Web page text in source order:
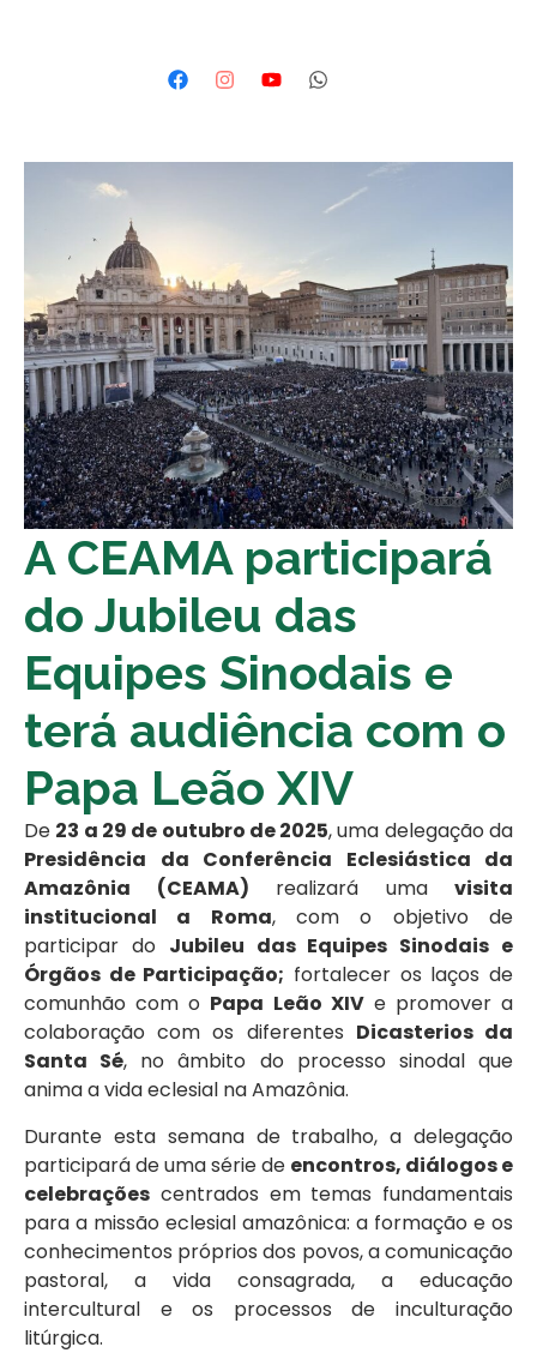
A CEAMA participará
do Jubileu das
Equipes Sinodais e
terá audiência com o
Papa Leão XIV
De 23 a 29 de outubro de 2025, uma delegação da
Presidência da Conferência Eclesiástica da
Amazônia (CEAMA) realizará uma visita
institucional a Roma, com o objetivo de
participar do Jubileu das Equipes Sinodais e
Órgãos de Participação; fortalecer os laços de
comunhão com o Papa Leão XIVe promover a
colaboração com os diferentes Dicasterios da
Santa Sé, no âmbito do processo sinodal que
anima a vida eclesial na Amazônia.
Durante esta semana de trabalho, a delegação
participará de uma série de encontros, diálogos e
celebrações centrados em temas fundamentais
para a missão eclesial amazônica: a formação e os
conhecimentos próprios dos povos, a comunicação
pastoral, a vida consagrada, a educação
intercultural e os processos de inculturação
litúrgica.